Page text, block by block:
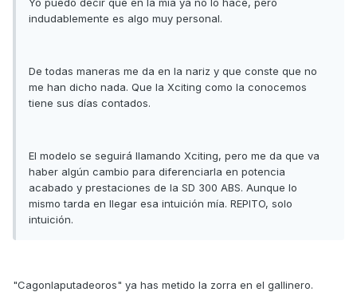
indudablemente es algo muy personal.
De todas maneras me da en la nariz y que conste que no
me han dicho nada. Que la Xciting como la conocemos
tiene sus días contados.
El modelo se seguirá llamando Xciting, pero me da que va
haber algún cambio para diferenciarla en potencia
acabado y prestaciones de la SD 300 ABS. Aunque lo
mismo tarda en llegar esa intuición mía. REPITO, solo
intuición.
"Cagonlaputadeoros" ya has metido la zorra en el gallinero.